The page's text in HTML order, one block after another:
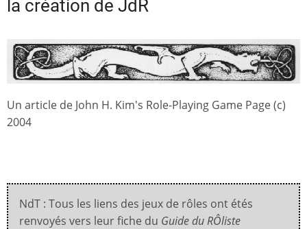
la création de JdR
Un article de John H. Kim's Role-Playing Game Page (c)
2004
NdT : Tous les liens des jeux de rôles ont étés
renvoyés vers leur fiche du Guide du RÔliste